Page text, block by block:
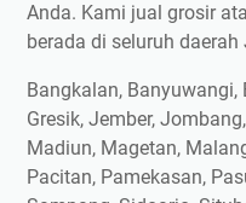
Anda. Kami jual grosir
berada di seluruh
Bangkalan, Banyuwangi,
Gresik, Jember,
Madiun, Magetan,
Pacitan, Pamekasan,